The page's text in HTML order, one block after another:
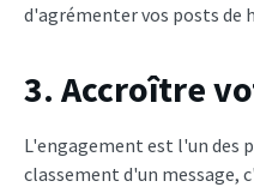
d'agrémenter vos posts de
3. Accroître
L'engagement est l'un des
classement d'un message,